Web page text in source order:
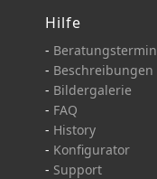
Hilfe
- Beratungstermin
- Beschreibungen
- Bildergalerie
- FAQ
- History
- Konfigurator
- Support